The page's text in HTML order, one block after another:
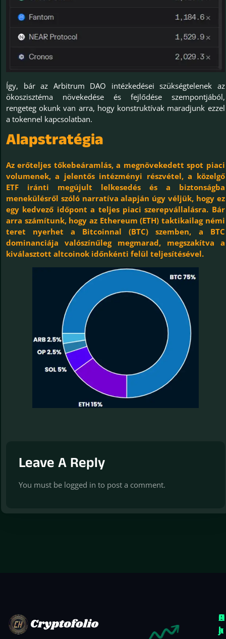
Így, bár az Arbitrum DAO intézkedései szükségtelenek az
ökoszisztéma növekedése és fejlődése szempontjából,
rengeteg okunk van arra, hogy konstruktívak maradjunk ezzel
a tokennel kapcsolatban.
Alapstratégia
Az erőteljes tőkebeáramlás, a megnövekedett spot piaci
volumenek, a jelentős intézményi részvétel, a közelgő
ETF iránti megújult lelkesedés és a biztonságba
menekülésről szóló narratíva alapján úgy véljük, hogy ez
egy kedvező időpont a teljes piaci szerepvállalásra. Bár
arra számítunk, hogy az Ethereum (ETH) taktikailag némi
teret nyerhet a Bitcoinnal (BTC) szemben, a BTC
dominanciája valószínűleg megmarad, megszakítva a
kiválasztott altcoinok időnkénti felül teljesítésével.
Leave A Reply
You must be logged in to post a comment.
O
k
A
j
H
a